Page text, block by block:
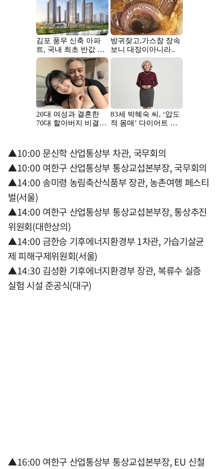
▲10:00 문신학 산업통상부 차관, 국무회의
▲10:00 여한구 산업통상부 통상교섭본부장, 국무회의
▲14:00 송미령 농림축산식품부 장관, 농촌여행 페스티
벌(서울)
▲14:00 여한구 산업통상부 통상교섭본부장, 통상추진
위원회(대한상의)
▲14:00 금한승 기후에너지환경부 1차관, 가습기살균
제 피해구제위원회(서울)
▲14:30 김성환 기후에너지환경부 장관, 복류수 실증
실험 시설 준공식(대구)
▲16:00 여한구 산업통상부 통상교섭본부장, EU 신철